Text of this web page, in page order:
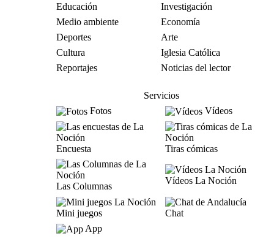
Educación
Investigación
Medio ambiente
Economía
Deportes
Arte
Cultura
Iglesia Católica
Reportajes
Noticias del lector
Servicios
Fotos
Vídeos
Encuesta Tiras cómicas
Las Columnas
Vídeos La Noción
Mini juegos
Chat
App